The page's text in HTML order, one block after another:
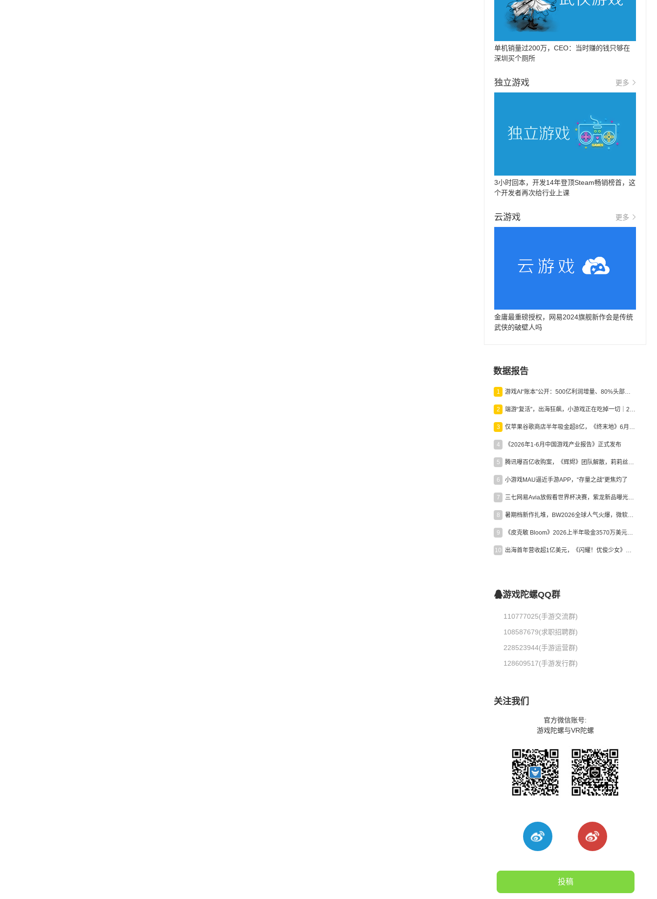
单机销量过200万，CEO：当时赚的钱只够在
深圳买个厕所
独立游戏 更多
3小时回本，开发14年登顶Steam畅销榜首，这
个开发者再次给行业上课
云游戏 更多
金庸最重磅授权，网易2024旗舰新作会是传统
武侠的破壁人吗
数据报告
1 游戏AI“账本”公开：500亿利润增量、80%头部入局，谁在闷声发财？
2 端游“复活”，出海狂飙，小游戏正在吃掉一切｜2026上半年产业报告
3 仅苹果谷歌商店半年吸金超8亿，《终末地》6月份收入显著回暖
4 《2026年1-6月中国游戏产业报告》正式发布
5 腾讯曝百亿收购案，《辉烬》团队解散，莉莉丝新作曝光｜陀螺周报
6 小游戏MAU逼近手游APP，“存量之战”更焦灼了
7 三七网易Avia放假看世界杯决赛，紫龙新品曝光，米哈游新作上线 | 陀螺周报
8 暑期档新作扎堆，BW2026全球人气火爆，微软XBOX大裁员|陀螺周报
9 《皮克敏 Bloom》2026上半年吸金3570万美元，中国台湾成最大市场
10 出海首年营收超1亿美元，《闪耀！优俊少女》美国市场占比达七成
游戏陀螺QQ群
110777025(手游交流群)
108587679(求职招聘群)
228523944(手游运营群)
128609517(手游发行群)
关注我们
官方微信账号:
游戏陀螺与VR陀螺
投稿